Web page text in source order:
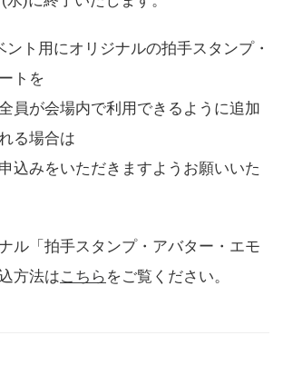
ント用にオリジナルの拍手スタンプ・
トを
員が会場内で利用できるように追加
る場合は
込みをいただきますようお願いいた
ル「拍手スタンプ・アバター・エモ
方法はこちら をご覧ください。